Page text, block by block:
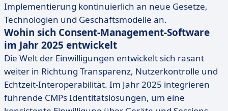
Implementierung kontinuierlich an neue Gesetze,
Technologien und Geschäftsmodelle an.
Wohin sich Consent-Management-Software
im Jahr 2025 entwickelt
Die Welt der Einwilligungen entwickelt sich rasant
weiter in Richtung Transparenz, Nutzerkontrolle und
Echtzeit-Interoperabilität. Im Jahr 2025 integrieren
führende CMPs Identitätslösungen, um eine